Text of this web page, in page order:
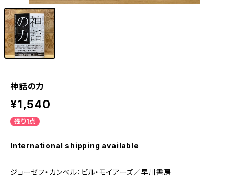
神話の力
¥1,540
残り1点
International shipping available
ジョーゼフ・カンベル：ビル・モイアーズ／早川書房